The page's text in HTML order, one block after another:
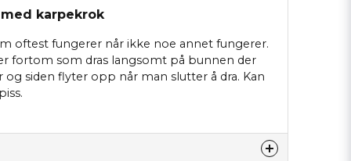
karpekrok
oftest fungerer når ikke noe annet fungerer.
fortom som dras langsomt på bunnen der
og siden flyter opp når man slutter å dra. Kan